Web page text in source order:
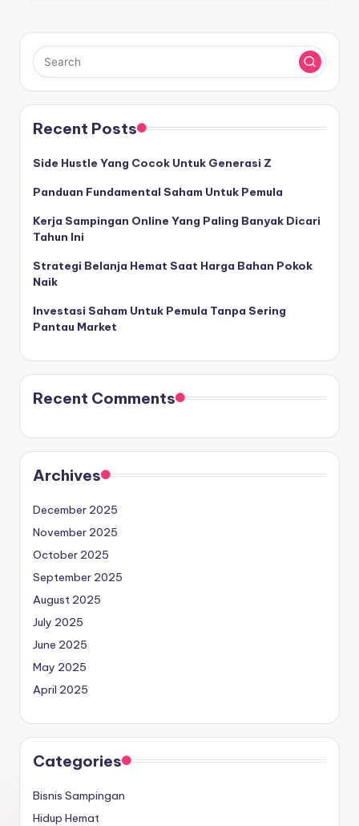
Recent Posts
Side Hustle Yang Cocok Untuk Generasi Z
Panduan Fundamental Saham Untuk Pemula
Kerja Sampingan Online Yang Paling Banyak Dicari
Tahun Ini
Strategi Belanja Hemat Saat Harga Bahan Pokok
Naik
Investasi Saham Untuk Pemula Tanpa Sering
Pantau Market
Recent Comments
Archives
December 2025
November 2025
October 2025
September 2025
August 2025
July 2025
June 2025
May 2025
April 2025
Categories
Bisnis Sampingan
Hidup Hemat